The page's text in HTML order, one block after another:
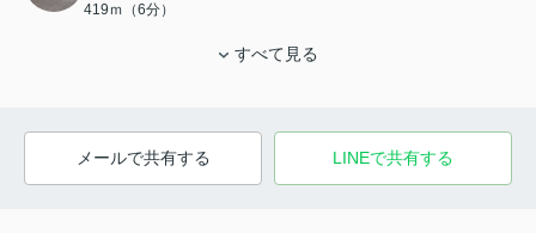
419ｍ（6分）
すべて見る
メールで共有する LINEで共有する